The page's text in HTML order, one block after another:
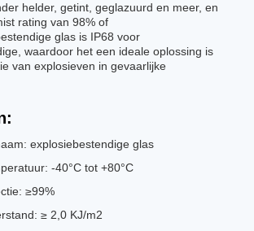
helder, getint, geglazuurd en meer, en
rating van 98% of
glas is IP68 voor
waardoor het een ideale oplossing is
van explosieven in gevaarlijke
explosiebestendige glas
-40°C tot +80°C
≥99%
≥ 2,0 KJ/m2